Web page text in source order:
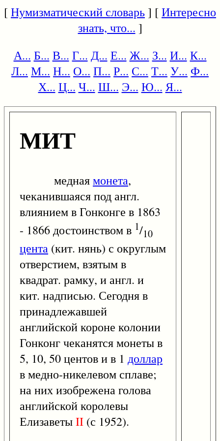
[Нумизматический словарь] [Интересно
знать, что... ]
А... Б... В... Г... Д... Е... Ж... З... И... К...
Л... М... Н... О... П... Р... С... Т... У... Ф...
Х... Ц... Ч... Ш... Э... Ю... Я...
МИТ
меднаямонета,
чеканившаяся под англ.
влиянием в Гонконге в 1863
- 1866 достоинством в 1/10
цента (кит. нянь) с округлым
отверстием, взятым в
квадрат. рамку, и англ. и
кит. надписью. Сегодня в
принадлежавшей
английской короне колонии
Гонконг чеканятся монеты в
5, 10, 50 центов и в 1 доллар
в медно-никелевом сплаве;
на них изобрежена голова
английской королевы
ЕлизаветыII (с 1952).